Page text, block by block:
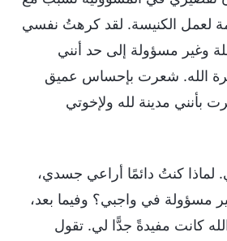
لعمل الكنيسة. لقد كرهتُ نفسي
وغير مسؤولة إلى حد أنني
الله. شعرت بإحساس عميق
بأنني مدينة لله ولإخوتي
لماذا كنتُ دائمًا أراعي جسدي،
مسؤولة في واجبي؟ وفيما بعد،
كانت مفيدةً جدًّا لي. تقول